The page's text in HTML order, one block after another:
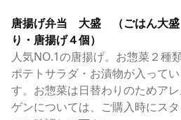
唐揚げ弁当 大盛 （ごはん大盛
り・唐揚げ４個）
人気NO.1の唐揚げ。お惣菜２種
ポテトサラダ・お漬物が入ってい
す。お惣菜は日替わりのためア
ゲンについては、ご購入時にスタ